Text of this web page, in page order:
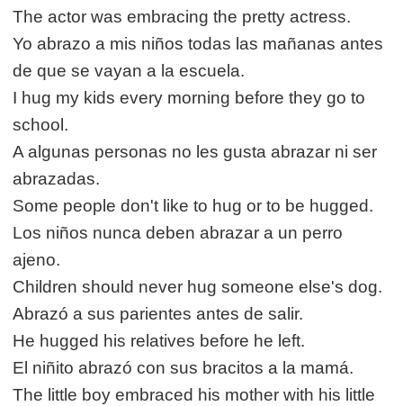
The actor was embracing the pretty actress.
Yo abrazo a mis niños todas las mañanas antes
de que se vayan a la escuela.
I hug my kids every morning before they go to
school.
A algunas personas no les gusta abrazar ni ser
abrazadas.
Some people don't like to hug or to be hugged.
Los niños nunca deben abrazar a un perro
ajeno.
Children should never hug someone else's dog.
Abrazó a sus parientes antes de salir.
He hugged his relatives before he left.
El niñito abrazó con sus bracitos a la mamá.
The little boy embraced his mother with his little